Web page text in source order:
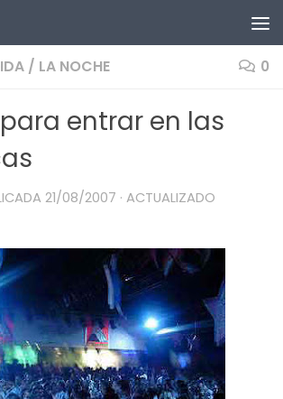
/ LA NOCHE 0
entrar en las
21/08/2007 · ACTUALIZADO